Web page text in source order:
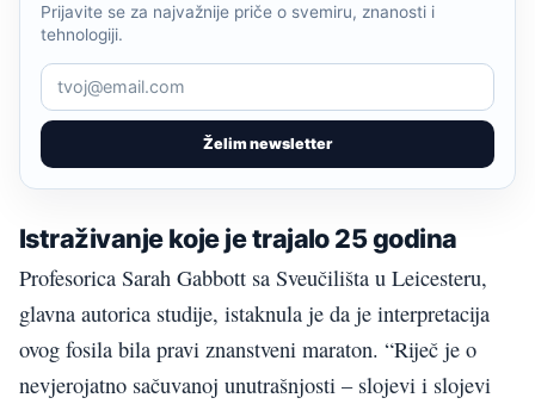
Želim newsletter
Prijavite se za najvažnije priče o svemiru, znanosti i
tehnologiji.
Istraživanje koje je trajalo 25 godina
Profesorica Sarah Gabbott sa Sveučilišta u Leicesteru,
glavna autorica studije, istaknula je da je interpretacija
ovog fosila bila pravi znanstveni maraton. “Riječ je o
nevjerojatno sačuvanoj unutrašnjosti – slojevi i slojevi